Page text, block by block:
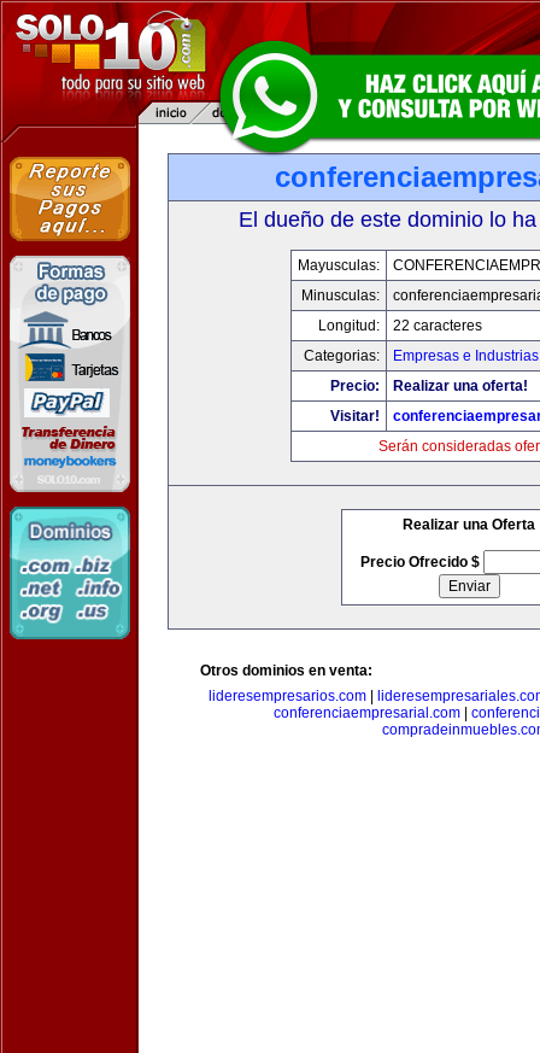
El dueño de este dominio lo
Mayusculas:
Minusculas:
Longitud:
22 caracteres
Categorias:
Empresas e Industrias
Precio:
Realizar una oferta!
Visitar!
Serán consideradas
Realizar una Oferta
Precio Ofrecido $
Otros dominios en venta:
lideresempresarios.com
conferenciaempresarial.com